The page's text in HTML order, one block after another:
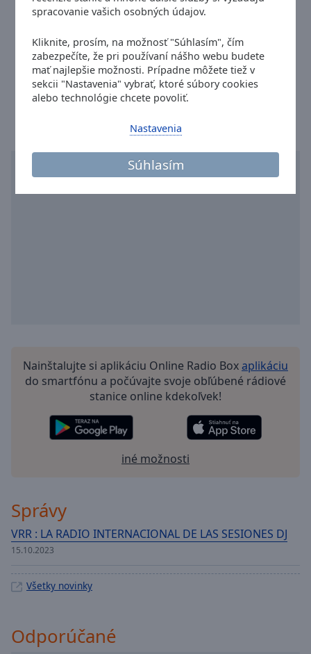
spracovanie vašich osobných údajov.
Kliknite, prosím, na možnosť "Súhlasím", čím
zabezpečíte, že pri používaní nášho webu budete
mať najlepšie možnosti. Prípadne môžete tiež v
sekcii "Nastavenia" vybrať, ktoré súbory cookies
alebo technológie chcete povoliť.
Súhlasím
Nastavenia
dialog
window.
Webové stránky: www.valenciaradioremember.com.es
Facebook:
@338832896823398
Instagram:
@vicentealfonso.locutor
Čas v meste Valencia: 15:14,08.06.2026
Nainštalujte si aplikáciu Online Radio Boxaplikáciu
do smartfónu a počúvajte svoje obľúbené rádiové
stanice online kdekoľvek!
iné možnosti
Správy
VRR : LA RADIO INTERNACIONAL DE LAS SESIONES DJ
15.10.2023
Všetky novinky
Odporúčané